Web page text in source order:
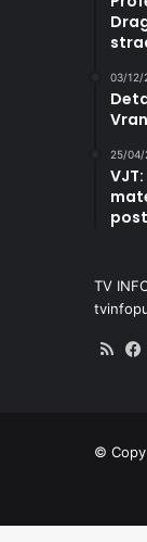
03/12/
25/04/
TV
RSS
©